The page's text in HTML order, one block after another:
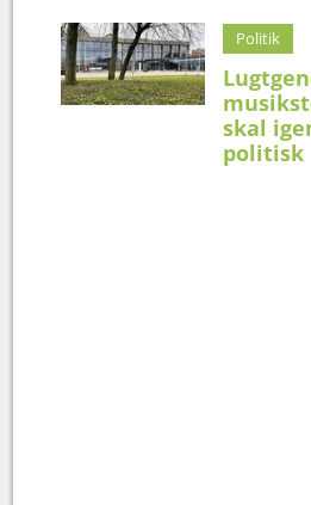
Politik
skal
politisk